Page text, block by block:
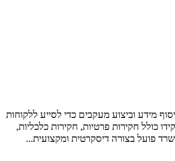
מידע וביצוע מעקבים כדי לסייע ללקוחות
כולל חקירות פרטיות, חקירות כלכליות,
פועל בצורה דיסקרטית ומקצועית...